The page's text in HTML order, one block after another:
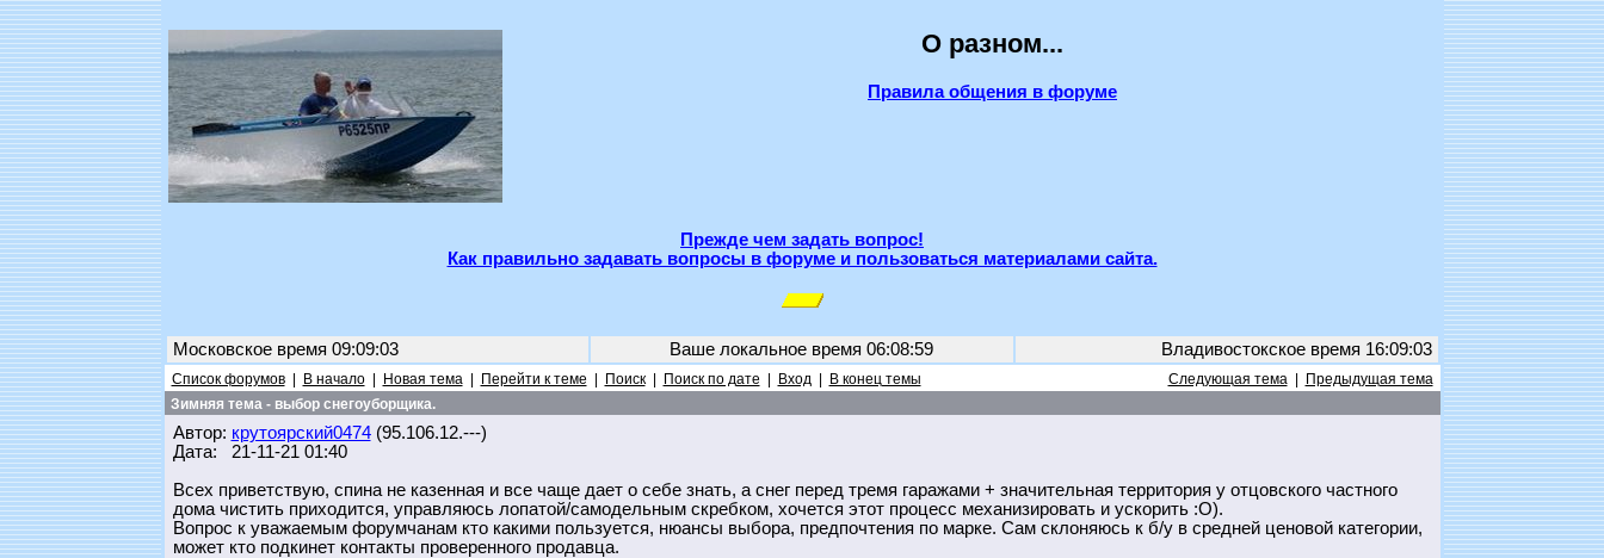
О разном...
Правила общения в форуме
Прежде чем задать вопрос!
Как правильно задавать вопросы в форуме и пользоваться материалами сайта.
Московское время 09:09:03 Ваше локальное время 06:08:59 Владивостокское время 16:09:03
Список форумов| В начало| Новая тема| Перейти к теме Поиск| Поиск по дате Вход| В конец темы Следующая тема|
Предыдущая тема
Зимняя тема - выбор снегоуборщика.
Автор: крутоярский0474(95.106.12.---)
Дата: 21-11-21 01:40
Всех приветствую, спина не казенная и все чаще дает о себе знать, а снег перед тремя гаражами + значительная территория у отцовского частного
дома чистить приходится, управляюсь лопатой/самодельным скребком, хочется этот процесс механизировать и ускорить :О).
Вопрос к уважаемым форумчанам кто какими пользуется, нюансы выбора, предпочтения по марке. Сам склоняюсь к б/у в средней ценовой категории,
может кто подкинет контакты проверенного продавца.